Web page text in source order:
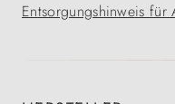
Entsorgungshinweis für